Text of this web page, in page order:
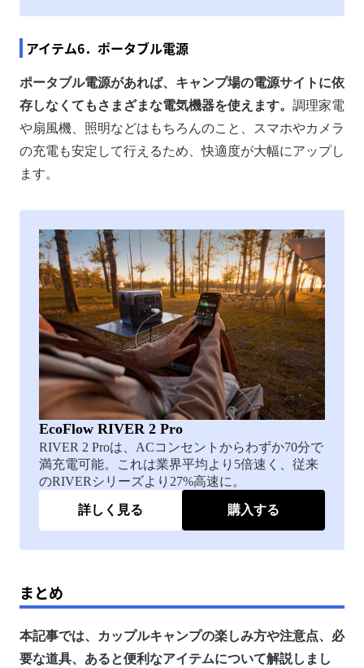
アイテム6．ポータブル電源
ポータブル電源があれば、キャンプ場の電源サイトに依
存しなくてもさまざまな電気機器を使えます。 調理家電
や扇風機、照明などはもちろんのこと、スマホやカメラ
の充電も安定して行えるため、快適度が大幅にアップし
ます。
EcoFlow RIVER 2 Pro
RIVER 2 Proは、ACコンセントからわずか70分で
満充電可能。これは業界平均より5倍速く、従来
のRIVERシリーズより27%高速に。
詳しく見る 購入する
まとめ
本記事では、カップルキャンプの楽しみ方や注意点、必
要な道具、あると便利なアイテムについて解説しまし